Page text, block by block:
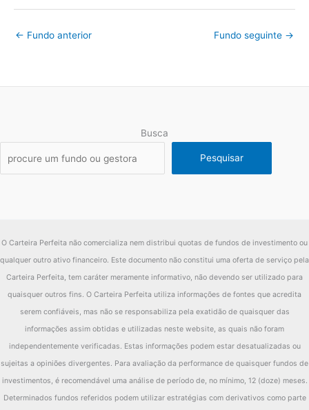
diferença 8.69%
18.02%
IMA-B
-8.93%
2014 IMA-B 14.54%
diferença -9.24%
2013 IMA-B -10.02%
Fundo 9.63%
← Fundo anterior Fundo seguinte →
Busca
Pesquisar
O Carteira Perfeita não comercializa nem distribui quotas de fundos de investimento ou
qualquer outro ativo financeiro. Este documento não constitui uma oferta de serviço pela
Carteira Perfeita, tem caráter meramente informativo, não devendo ser utilizado para
quaisquer outros fins. O Carteira Perfeita utiliza informações de fontes que acredita
serem confiáveis, mas não se responsabiliza pela exatidão de quaisquer das
informações assim obtidas e utilizadas neste website, as quais não foram
independentemente verificadas. Estas informações podem estar desatualizadas ou
sujeitas a opiniões divergentes. Para avaliação da performance de quaisquer fundos de
investimentos, é recomendável uma análise de período de, no mínimo, 12 (doze) meses.
Determinados fundos referidos podem utilizar estratégias com derivativos como parte